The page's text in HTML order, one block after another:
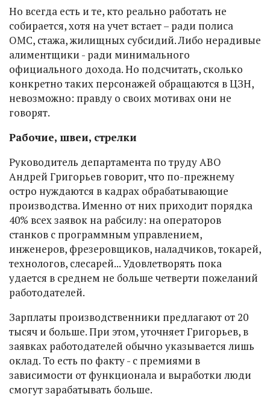
Но всегда есть и те, кто реально работать не
собирается, хотя на учет встает – ради полиса
ОМС, стажа, жилищных субсидий. Либо нерадивые
алиментщики - ради минимального
официального дохода. Но подсчитать, сколько
конкретно таких персонажей обращаются в ЦЗН,
невозможно: правду о своих мотивах они не
говорят.
Рабочие, швеи, стрелки
Руководитель департамента по труду АВО
Андрей Григорьев говорит, что по-прежнему
остро нуждаются в кадрах обрабатывающие
производства. Именно от них приходит порядка
40% всех заявок на рабсилу: на операторов
станков с программным управлением,
инженеров, фрезеровщиков, наладчиков, токарей,
технологов, слесарей... Удовлетворять пока
удается в среднем не больше четверти пожеланий
работодателей.
Зарплаты производственники предлагают от 20
тысяч и больше. При этом, уточняет Григорьев, в
заявках работодателей обычно указывается лишь
оклад. То есть по факту - с премиями в
зависимости от функционала и выработки люди
смогут зарабатывать больше.